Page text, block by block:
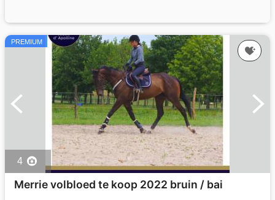
PREMIUM
4
Merrie volbloed te koop 2022 bruin / bai